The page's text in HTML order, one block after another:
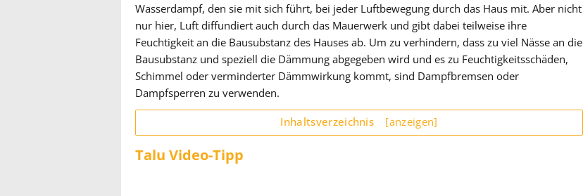
Wasserdampf, den sie mit sich führt, bei jeder Luftbewegung durch das Haus mit. Aber nicht
nur hier, Luft diffundiert auch durch das Mauerwerk und gibt dabei teilweise ihre
Feuchtigkeit an die Bausubstanz des Hauses ab. Um zu verhindern, dass zu viel Nässe an die
Bausubstanz und speziell die Dämmung abgegeben wird und es zu Feuchtigkeitsschäden,
Schimmel oder verminderter Dämmwirkung kommt, sind Dampfbremsen oder
Dampfsperren zu verwenden.
Inhaltsverzeichnis [anzeigen]
Talu Video-Tipp